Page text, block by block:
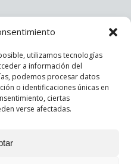
utilizamos tecnologías
a información del
podemos procesar datos
o identificaciones únicas en
ciertas
verse afectadas.